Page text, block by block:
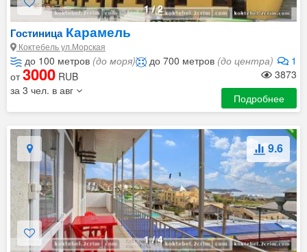
1/2
ГостиницаКарамель
Коктебель ул.Морская
до 100 метров (до моря) 1
до 700 метров (до центра)
3873
от3000 RUB
за 3 чел. в авг
Подробнее
1/4
9.6